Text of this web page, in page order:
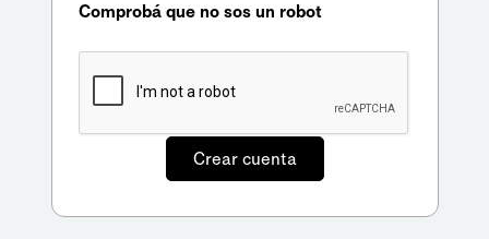
Comprobá que no sos un robot